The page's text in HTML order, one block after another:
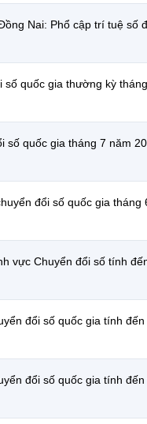
Nai: Phổ cập trí tuệ số
số quốc gia thường kỳ
số quốc gia tháng 7 năm
đổi số quốc gia tháng
vực Chuyển đổi số tính
đổi số quốc gia tính
đổi số quốc gia tính